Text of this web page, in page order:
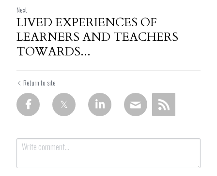
Next
LIVED EXPERIENCES OF
LEARNERS AND TEACHERS
TOWARDS...
Return to site